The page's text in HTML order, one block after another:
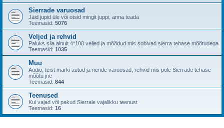
Sierrade varuosad
Jäid jupid üle või otsid mingit juppi, anna teada
Teemasid: 5076
Veljed ja rehvid
Paluks siia ainult 4*108 veljed ja mõõdud mis sobivad sierra tehase mõõtudega
Teemasid: 1035
Muu
Audio, teist marki autod ja nende varuosad, rehvid mis pole Sierrade tehase
mõõtu jne
Teemasid: 844
Teenused
Kui vajad või pakud Sierrale vajalikku teenust
Teemasid: 16